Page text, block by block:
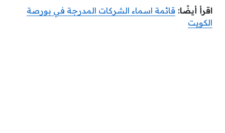
اقرأ أيضًا: قائمة اسماء الشركات المدرجة في بورصة
الكويت